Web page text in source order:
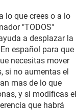
lo que crees o a lo
"TODOS"
a desplazar la
español para que
necesitas mover
si no aumentas el
mas de lo que
y si modificas el
que habrá